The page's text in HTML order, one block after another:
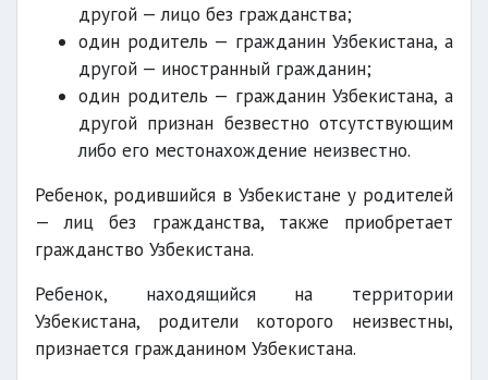
другой — лицо без гражданства;
один родитель — гражданин Узбекистана, а
другой — иностранный гражданин;
один родитель — гражданин Узбекистана, а
другой признан безвестно отсутствующим
либо его местонахождение неизвестно.
Ребенок, родившийся в Узбекистане у родителей
— лиц без гражданства, также приобретает
гражданство Узбекистана.
Ребенок, находящийся на территории
Узбекистана, родители которого неизвестны,
признается гражданином Узбекистана.